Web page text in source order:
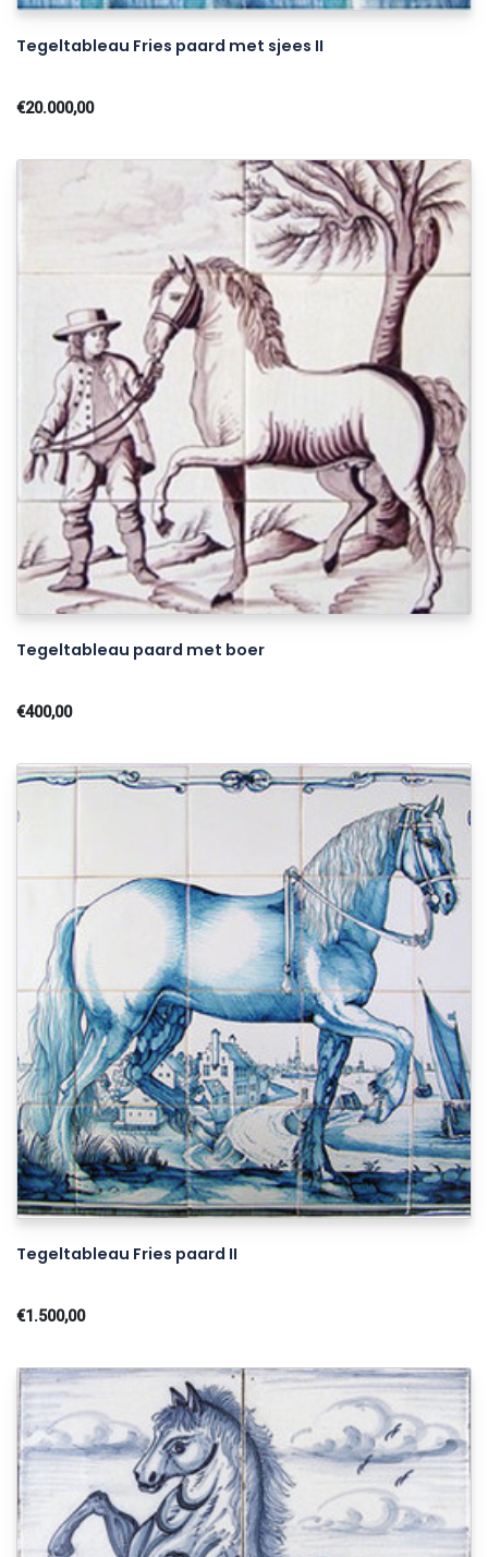
Tegeltableau Fries paard met sjees II
€20.000,00
Tegeltableau paard met boer
€400,00
Tegeltableau Fries paard II
€1.500,00